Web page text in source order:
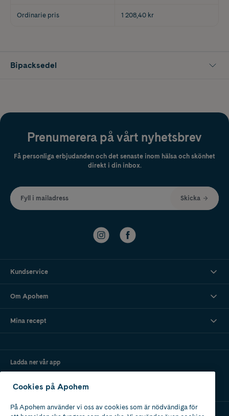
Ordinarie pris 1 208,40 kr
Bipacksedel
Prenumerera på vårt nyhetsbrev
Få personliga erbjudanden och det senaste inom hälsa och skönhet
direkt i din inbox.
Fyll i mailadress Skicka
Kundservice
Om Apohem
Mina recept
Ladda ner vår app
Cookies på Apohem
På Apohem använder vi oss av cookies som är nödvändiga för